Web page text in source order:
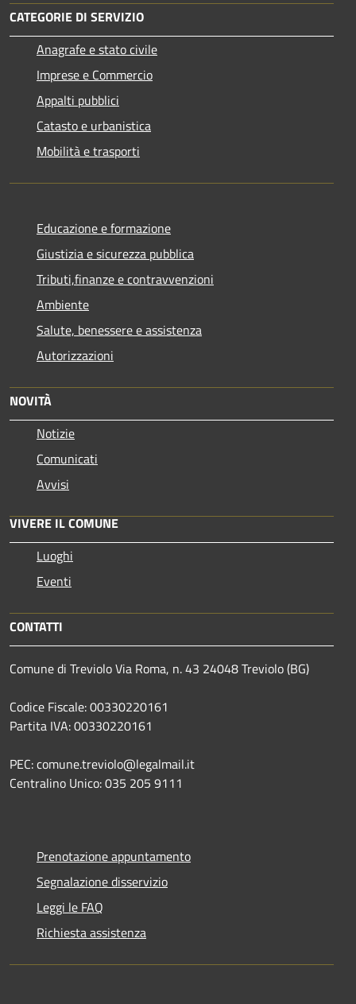
CATEGORIE DI SERVIZIO
Anagrafe e stato civile
Imprese e Commercio
Appalti pubblici
Catasto e urbanistica
Mobilità e trasporti
Educazione e formazione
Giustizia e sicurezza pubblica
Tributi,finanze e contravvenzioni
Ambiente
Salute, benessere e assistenza
Autorizzazioni
NOVITÀ
Notizie
Comunicati
Avvisi
VIVERE IL COMUNE
Luoghi
Eventi
CONTATTI
Comune di Treviolo Via Roma, n. 43 24048 Treviolo (BG)
Codice Fiscale: 00330220161
Partita IVA: 00330220161
PEC: comune.treviolo@legalmail.it
Centralino Unico:035 205 9111
Prenotazione appuntamento
Segnalazione disservizio
Leggi le FAQ
Richiesta assistenza